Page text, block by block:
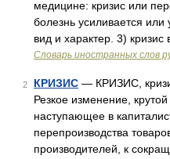
медицине: кризис или
болезнь усиливается
вид и характер. 3) кризис
Словарь иностранных слов
2 КРИЗИС — КРИЗИС,
Резкое изменение,
наступающее в
перепроизводства
производителей, к